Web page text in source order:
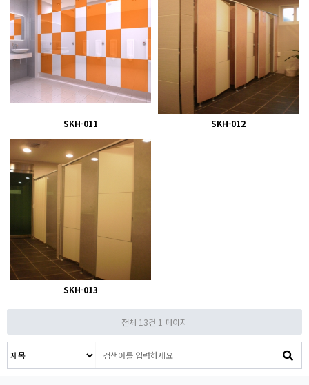
SKH-011 SKH-012
SKH-013
전체 13건 1 페이지